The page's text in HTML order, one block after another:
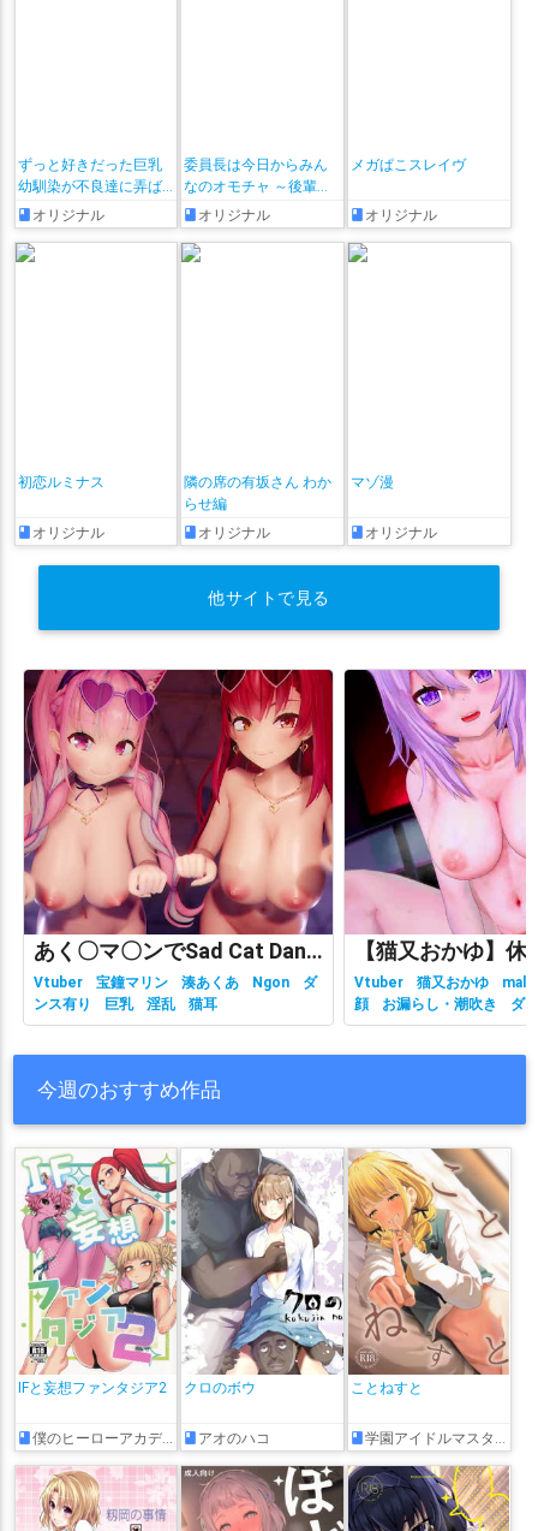
ずっと好きだった巨乳
幼馴染が不良達に弄ば
れた七日間 その後
オリジナル
委員長は今日からみん
なのオモチャ ～後輩に
全部晒されちゃう編♡
～ + おまけ漫画♡
オリジナル
メガぱこスレイヴ
オリジナル
初恋ルミナス
オリジナル
隣の席の有坂さん わか
らせ編
オリジナル
マゾ漫
オリジナル
他サイトで見る
あく〇マ〇ンでSad Cat Dance
Vtuber 宝鐘マリン 湊あくあ Ngon
ダ
ンス有り
巨乳 淫乱 猫耳
Vtuber 猫又おかゆ
顔
お漏らし・潮吹き
ダ
有り
ホロライブ
主観視点
今週のおすすめ作品
IFと妄想ファンタジア2
僕のヒーローアカデミア
クロのボウ
アオのハコ
ことねすと
学園アイドルマスター